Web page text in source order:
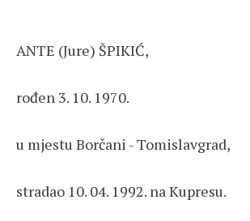
ANTE (Jure) ŠPIKIĆ,
rođen 3. 10. 1970.
u mjestu Borčani - Tomislavgrad,
stradao 10. 04. 1992. na Kupresu.